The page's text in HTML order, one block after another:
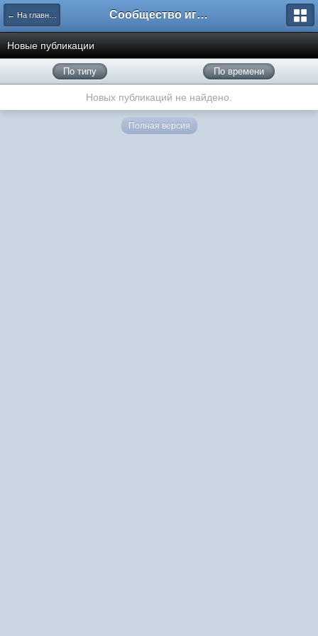
← На главную Сообщество игроков L2BesT.Org
Новые публикации
По типу По времени
Новых публикаций не найдено.
Полная версия